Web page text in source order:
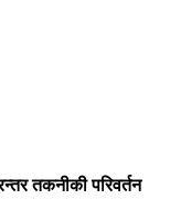
तकनीकी परिवर्तन